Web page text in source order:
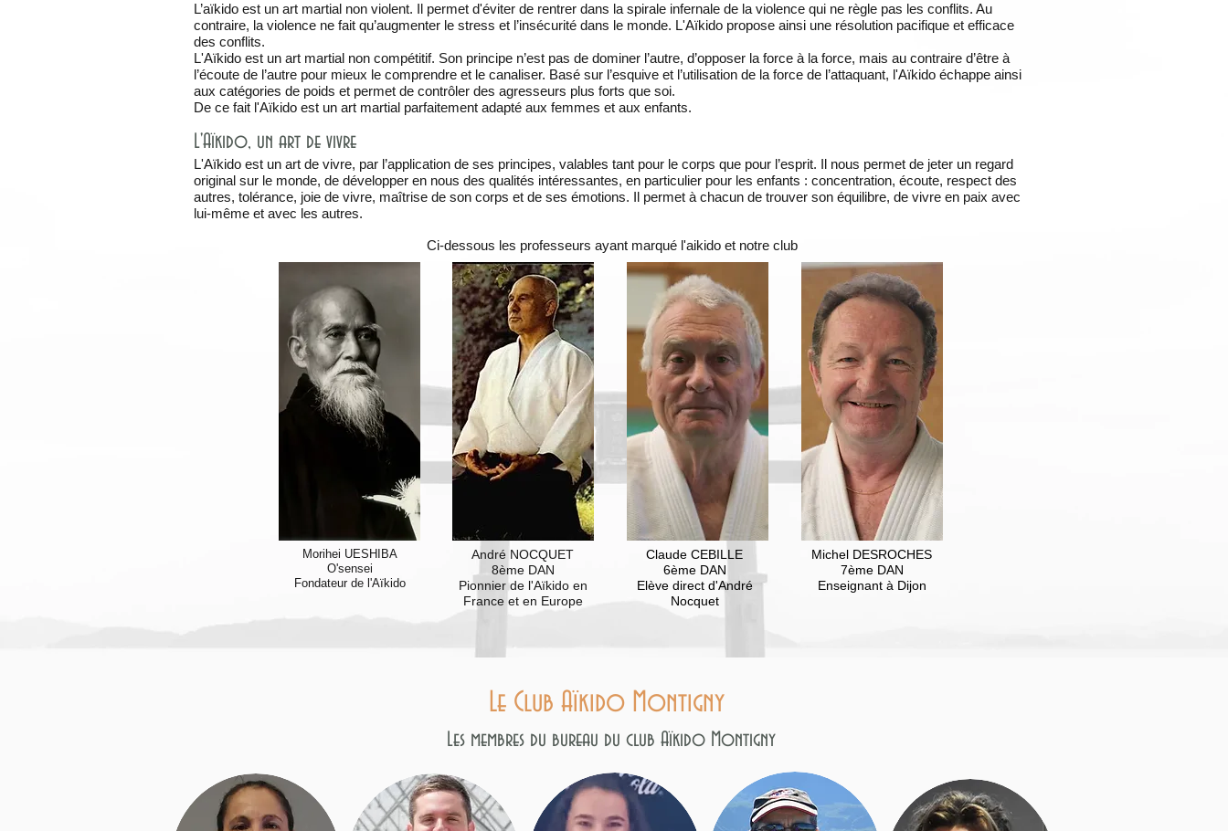
L’aïkido est un art martial non violent. Il permet d'éviter de rentrer dans la spirale infernale de la violence qui ne règle pas les conflits. Au
contraire, la violence ne fait qu’augmenter le stress et l’insécurité dans le monde. L'Aïkido propose ainsi une résolution pacifique et efficace
des conflits.
L'Aïkido est un art martial non compétitif. Son principe n’est pas de dominer l’autre, d’opposer la force à la force, mais au contraire d’être à
l’écoute de l’autre pour mieux le comprendre et le canaliser. Basé sur l’esquive et l’utilisation de la force de l’attaquant, l'Aïkido échappe ainsi
aux catégories de poids et permet de contrôler des agresseurs plus forts que soi.
De ce fait l'Aïkido est un art martial parfaitement adapté aux femmes et aux enfants.
L'Aïkido, un art de vivre
L'Aïkido est un art de vivre, par l’application de ses principes, valables tant pour le corps que pour l’esprit. Il nous permet de jeter un regard
original sur le monde, de développer en nous des qualités intéressantes, en particulier pour les enfants : concentration, écoute, respect des
autres, tolérance, joie de vivre, maîtrise de son corps et de ses émotions. Il permet à chacun de trouver son équilibre, de vivre en paix avec
lui-même et avec les autres.
Ci-dessous les professeurs ayant marqué l'aikido et notre club
Morihei UESHIBA
O'sensei
Fondateur de l'Aïkido
André NOCQUET
8ème DAN
Pionnier de l'Aïkido en
France et en Europe
Claude CEBILLE
6ème DAN
Elève direct d'André
Nocquet
Michel DESROCHES
7ème DAN
Enseignant à Dijon
Le Club Aïkido Montigny
Les membres du bureau du club Aïkido Montigny